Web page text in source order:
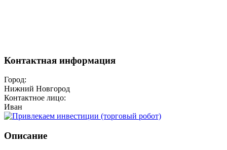
Контактная информация
Город:
Нижний Новгород
Контактное лицо:
Иван
Описание